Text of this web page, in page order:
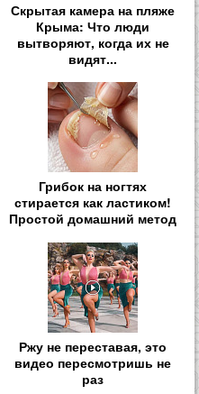
Скрытая камера на пляже
Крыма: Что люди
вытворяют, когда их не
видят...
Грибок на ногтях
стирается как ластиком!
Простой домашний метод
Ржу не переставая, это
видео пересмотришь не
раз